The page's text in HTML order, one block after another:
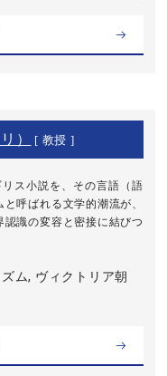
） [ 教授 ]
ス小説を、その言語（語
呼ばれる文学的潮流が、
識の変容と密接に結びつ
ム, ヴィクトリア朝